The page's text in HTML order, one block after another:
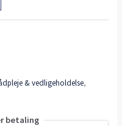
& vedligeholdelse,
betaling